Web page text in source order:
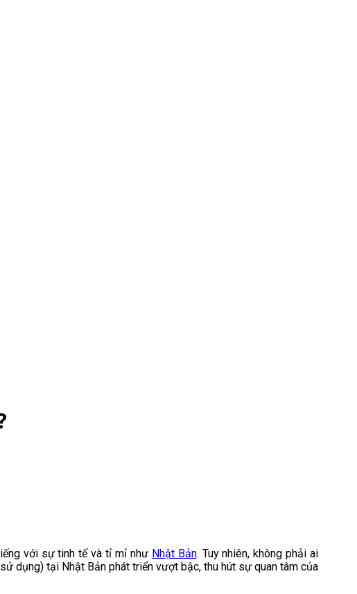
với sự tinh tế và tỉ mỉ như Nhật Bản. Tuy nhiên, không phải ai
dụng) tại Nhật Bản phát triển vượt bậc, thu hút sự quan tâm của